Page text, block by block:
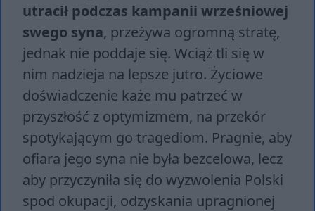
utracił podczas kampanii wrześniowej
swego syna, przeżywa ogromną stratę,
jednak nie poddaje się. Wciąż tli się w
nim nadzieja na lepsze jutro. Życiowe
doświadczenie każe mu patrzeć w
przyszłość z optymizmem, na przekór
spotykającym go tragediom. Pragnie, aby
ofiara jego syna nie była bezcelowa, lecz
aby przyczyniła się do wyzwolenia Polski
spod okupacji, odzyskania upragnionej